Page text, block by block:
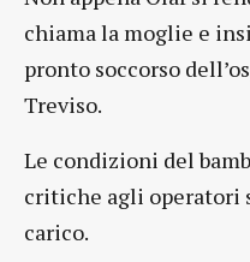
chiama la moglie e
pronto soccorso
Treviso.
Le condizioni del
critiche agli operatori
carico.